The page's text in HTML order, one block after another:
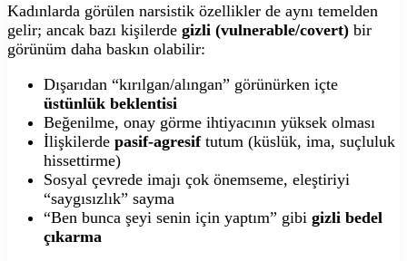
Kadınlarda görülen narsistik özellikler de aynı temelden
gelir; ancak bazı kişilerde gizli (vulnerable/covert) bir
görünüm daha baskın olabilir:
Dışarıdan “kırılgan/alıngan” görünürken içte
üstünlük beklentisi
Beğenilme, onay görme ihtiyacının yüksek olması
İlişkilerde pasif-agresiftutum (küslük, ima, suçluluk
hissettirme)
Sosyal çevrede imajı çok önemseme, eleştiriyi
“saygısızlık” sayma
“Ben bunca şeyi senin için yaptım” gibi gizli bedel
çıkarma